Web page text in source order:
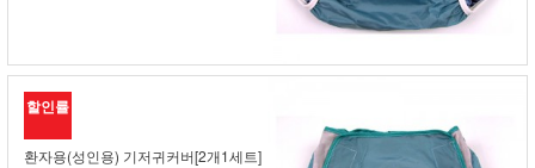
할인률
환자용(성인용) 기저귀커버[2개1세트]